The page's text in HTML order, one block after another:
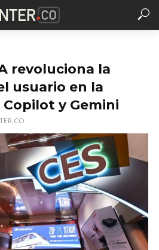
revoluciona la
usuario en la
y Gemini